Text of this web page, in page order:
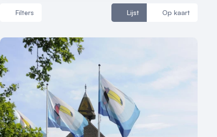
Filters Lijst Op kaart
Aantal zalen
1 - 5 zalen
6 - 10 zalen
10 of meer zalen
Aantal personen
1 - 50 personen